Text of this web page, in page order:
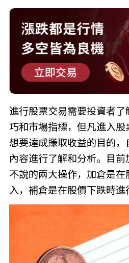
進行股票交易需要投資者
巧和市場指標，但凡進入
想要達成賺取收益的目的
內容進行了解和分析。目
不說的兩大操作，加倉是在
入，補倉是在股價下跌時進